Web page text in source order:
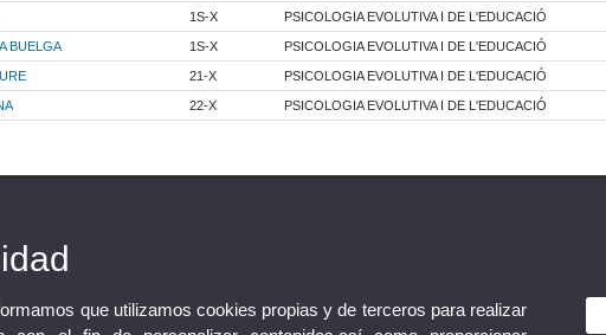
1S-X PSICOLOGIA EVOLUTIVA I DE L'EDUCACIÓ
BUELGA 1S-X PSICOLOGIA EVOLUTIVA I DE L'EDUCACIÓ
21-X PSICOLOGIA EVOLUTIVA I DE L'EDUCACIÓ
22-X PSICOLOGIA EVOLUTIVA I DE L'EDUCACIÓ
que utilizamos cookies propias y de terceros para realizar